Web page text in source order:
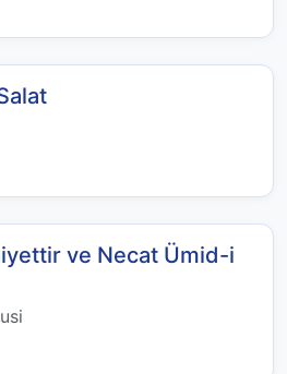
ve Necat Ümid-i